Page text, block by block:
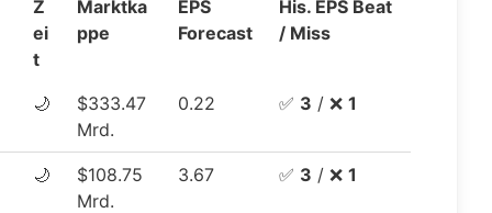
Common Stock
Class C Capital Stock
PLC
Aktie
Z
ei
t
Marktka
ppe
EPS
Forecast
His. EPS Beat
/ Miss
🌙
$333.47
Mrd.
0.22 ✅ 3 / ❌ 1
🌙
$108.75
Mrd.
3.67 ✅ 3 / ❌ 1